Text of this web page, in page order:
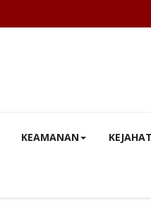
KEAMANAN